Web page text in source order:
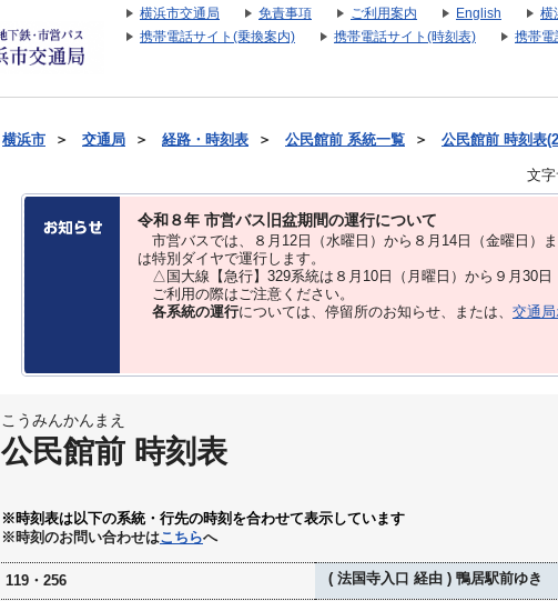
横浜市交通局 免責事項 ご利用案内 English 横
携帯電話サイト(乗換案内)
携帯電話サイト(時刻表) 携帯電
横浜市 ＞ 交通局 ＞ 経路・時刻表 ＞ 公民館前 系統一覧 ＞ 公民館前 時刻表
文字
令和８年 市営バス旧盆期間の運行について
市営バスでは、８⽉12⽇（水曜日）から８⽉14⽇（金曜日）
は特別ダイヤで運⾏します。
△国大線【急行】329系統は８月10日（月曜日）から９月30日
ご利用の際はご注意ください。
各系統の運行については、停留所のお知らせ、または、 交通
こうみんかんまえ
公民館前 時刻表
※時刻表は以下の系統・行先の時刻を合わせて表示しています
※時刻のお問い合わせはこちらへ
119・256 ( 法国寺入口 経由 ) 鴨居駅前ゆき